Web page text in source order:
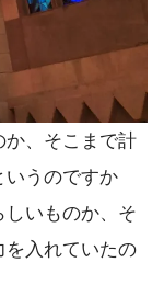
か、そこまで計
いうのですか
しいものか、そ
を入れていたの